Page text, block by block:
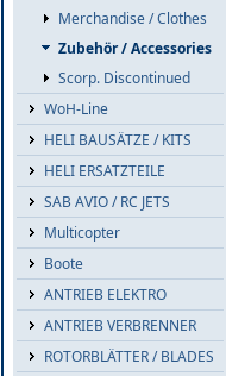
Merchandise / Clothes
Zubehör / Accessories
Scorp. Discontinued
WoH-Line
HELI BAUSÄTZE / KITS
HELI ERSATZTEILE
SAB AVIO / RC JETS
Multicopter
Boote
ANTRIEB ELEKTRO
ANTRIEB VERBRENNER
ROTORBLÄTTER / BLADES